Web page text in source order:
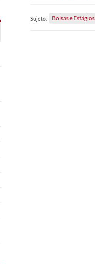
Sujeto: Bolsas e Estágios